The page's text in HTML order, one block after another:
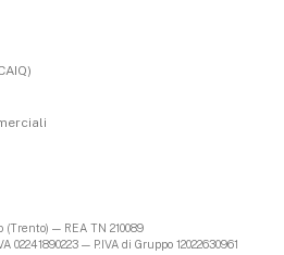
(Trento) — REA TN 210089
02241890223 — P.IVA di Gruppo 12022630961